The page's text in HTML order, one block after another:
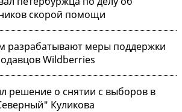
скорой помощи
разрабатывают меры поддержки
Wildberries
решение о снятии с выборов в
Куликова